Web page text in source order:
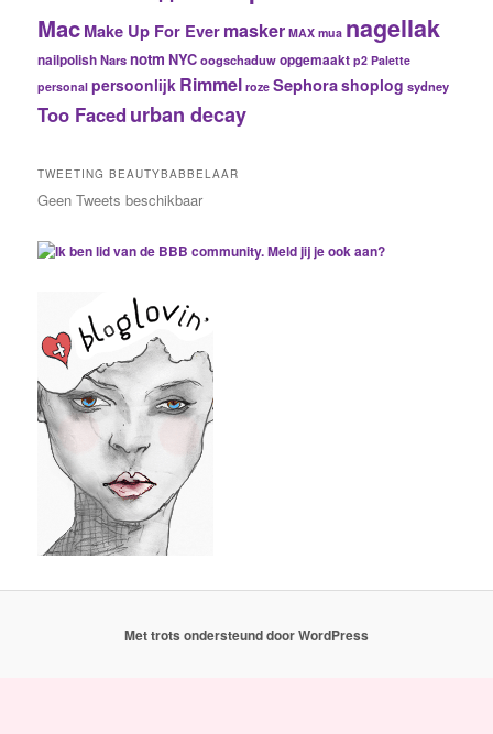
MacMake Up For Evermasker MAX mua nagellak
nailpolishNarsnotm NYCoogschaduwopgemaakt p2 Palette
personal persoonlijk Rimmel roze Sephorashoplog sydney
Too Faced urban decay
TWEETING BEAUTYBABBELAAR
Geen Tweets beschikbaar
Met trots ondersteund door WordPress